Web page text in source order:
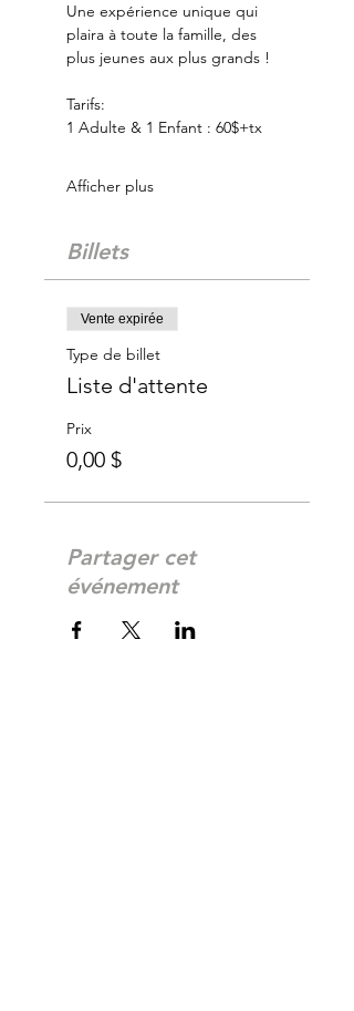
Une expérience unique qui
plaira à toute la famille, des
plus jeunes aux plus grands !
Tarifs:
1 Adulte & 1 Enfant : 60$+tx
Afficher plus
Billets
Vente expirée
Type de billet
Liste d'attente
Prix
0,00 $
Partager cet
événement